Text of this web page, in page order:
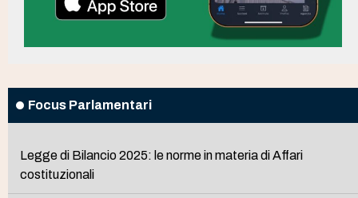
Focus Parlamentari
Legge di Bilancio 2025: le norme in materia di Affari
costituzionali